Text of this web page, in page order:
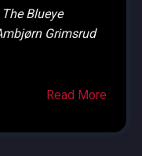
Blueye
Grimsrud
Read More